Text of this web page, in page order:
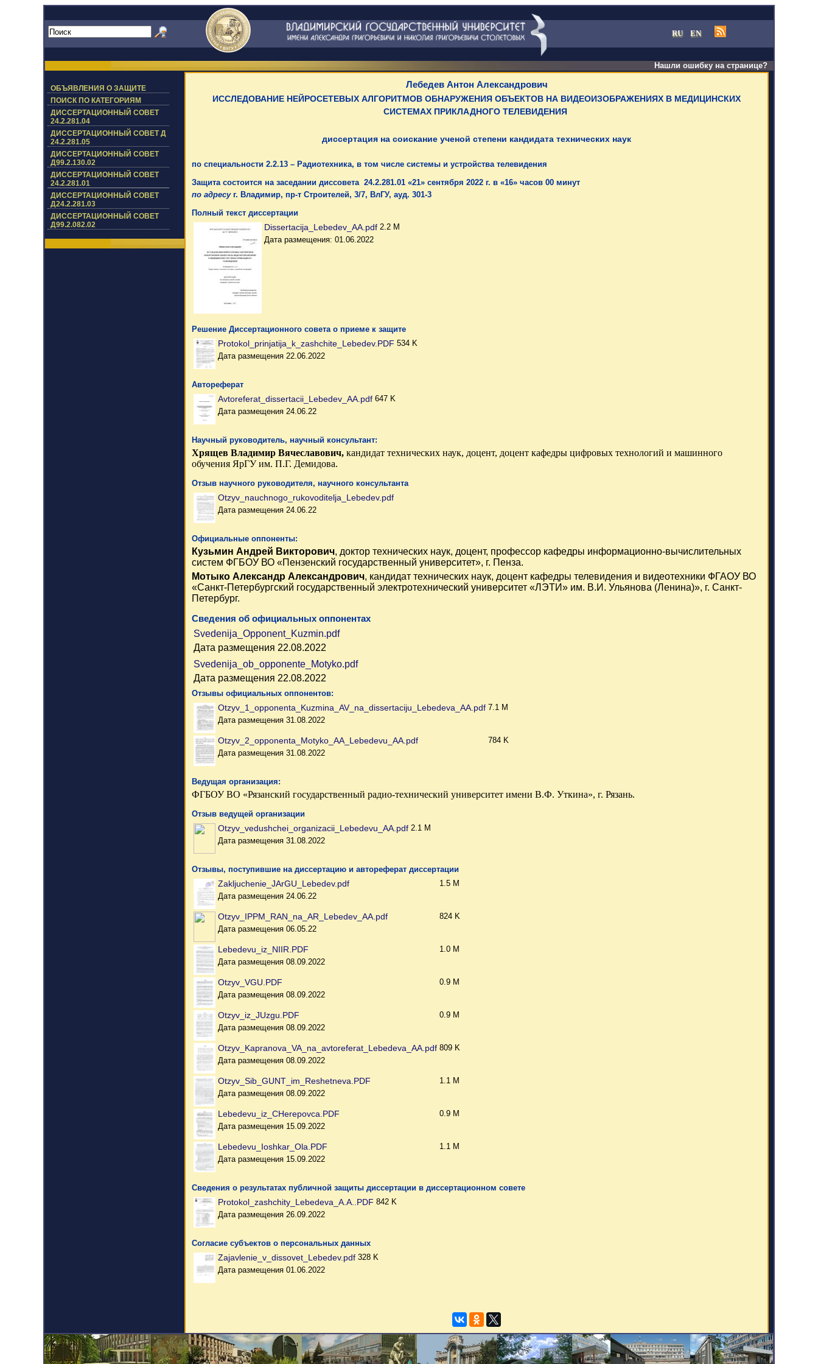
RU EN
Нашли ошибку на странице?
ОБЪЯВЛЕНИЯ О ЗАЩИТЕ
ПОИСК ПО КАТЕГОРИЯМ
ДИССЕРТАЦИОННЫЙ СОВЕТ
24.2.281.04
ДИССЕРТАЦИОННЫЙ СОВЕТ Д
24.2.281.05
ДИССЕРТАЦИОННЫЙ СОВЕТ
Д99.2.130.02
ДИССЕРТАЦИОННЫЙ СОВЕТ
24.2.281.01
ДИССЕРТАЦИОННЫЙ СОВЕТ
Д24.2.281.03
ДИССЕРТАЦИОННЫЙ СОВЕТ
Д99.2.082.02
Лебедев Антон Александрович
ИССЛЕДОВАНИЕ НЕЙРОСЕТЕВЫХ АЛГОРИТМОВ ОБНАРУЖЕНИЯ ОБЪЕКТОВ НА ВИДЕОИЗОБРАЖЕНИЯХ В МЕДИЦИНСКИХ
СИСТЕМАХ ПРИКЛАДНОГО ТЕЛЕВИДЕНИЯ
диссертация на соискание ученой степени кандидата технических наук
по специальности 2.2.13 – Радиотехника, в том числе системы и устройства телевидения
Защита состоится на заседании диссовета 24.2.281.01 «21» сентября 2022 г. в «16» часов 00 минут
по адресуг. Владимир, пр-т Строителей, 3/7, ВлГУ, ауд. 301-3
Полный текст диссертации
Dissertacija_Lebedev_AA.pdf
Дата размещения: 01.06.2022
2.2 M
Решение Диссертационного совета о приеме к защите
Protokol_prinjatija_k_zashchite_Lebedev.PDF
Дата размещения 22.06.2022
534 K
Автореферат
Avtoreferat_dissertacii_Lebedev_AA.pdf
Дата размещения 24.06.22
647 K
Научный руководитель, научный консультант:
Хрящев Владимир Вячеславович, кандидат технических наук, доцент, доцент кафедры цифровых технологий и машинного
обучения ЯрГУ им. П.Г. Демидова.
Отзыв научного руководителя, научного консультанта
Otzyv_nauchnogo_rukovoditelja_Lebedev.pdf
Дата размещения 24.06.22
Официальные оппоненты:
Кузьмин Андрей Викторович, доктор технических наук, доцент, профессор кафедры информационно-вычислительных
систем ФГБОУ ВО «Пензенский государственный университет», г. Пенза.
Мотыко Александр Александрович, кандидат технических наук, доцент кафедры телевидения и видеотехники ФГАОУ ВО
«Санкт-Петербургский государственный электротехнический университет «ЛЭТИ» им. В.И. Ульянова (Ленина)», г. Санкт-
Петербург.
Сведения об официальных оппонентах
Svedenija_Opponent_Kuzmin.pdf
Дата размещения 22.08.2022
Svedenija_ob_opponente_Motyko.pdf
Дата размещения 22.08.2022
Отзывы официальных оппонентов:
Otzyv_1_opponenta_Kuzmina_AV_na_dissertaciju_Lebedeva_AA.pdf
Дата размещения 31.08.2022
7.1 M
Otzyv_2_opponenta_Motyko_AA_Lebedevu_AA.pdf
Дата размещения 31.08.2022
784 K
Ведущая организация:
ФГБОУ ВО «Рязанский государственный радио-технический университет имени В.Ф. Уткина», г. Рязань.
Отзыв ведущей организации
Otzyv_vedushchei_organizacii_Lebedevu_AA.pdf
Дата размещения 31.08.2022
2.1 M
Отзывы, поступившие на диссертацию и автореферат диссертации
Zakljuchenie_JArGU_Lebedev.pdf
Дата размещения 24.06.22
1.5 M
Otzyv_IPPM_RAN_na_AR_Lebedev_AA.pdf
Дата размещения 06.05.22
824 K
Lebedevu_iz_NIIR.PDF
Дата размещения 08.09.2022
1.0 M
Otzyv_VGU.PDF
Дата размещения 08.09.2022
0.9 M
Otzyv_iz_JUzgu.PDF
Дата размещения 08.09.2022
0.9 M
Otzyv_Kapranova_VA_na_avtoreferat_Lebedeva_AA.pdf
Дата размещения 08.09.2022
809 K
Otzyv_Sib_GUNT_im_Reshetneva.PDF
Дата размещения 08.09.2022
1.1 M
Lebedevu_iz_CHerepovca.PDF
Дата размещения 15.09.2022
0.9 M
Lebedevu_Ioshkar_Ola.PDF
Дата размещения 15.09.2022
1.1 M
Сведения о результатах публичной защиты диссертации в диссертационном совете
Protokol_zashchity_Lebedeva_A.A..PDF
Дата размещения 26.09.2022
842 K
Согласие субъектов о персональных данных
Zajavlenie_v_dissovet_Lebedev.pdf
Дата размещения 01.06.2022
328 K